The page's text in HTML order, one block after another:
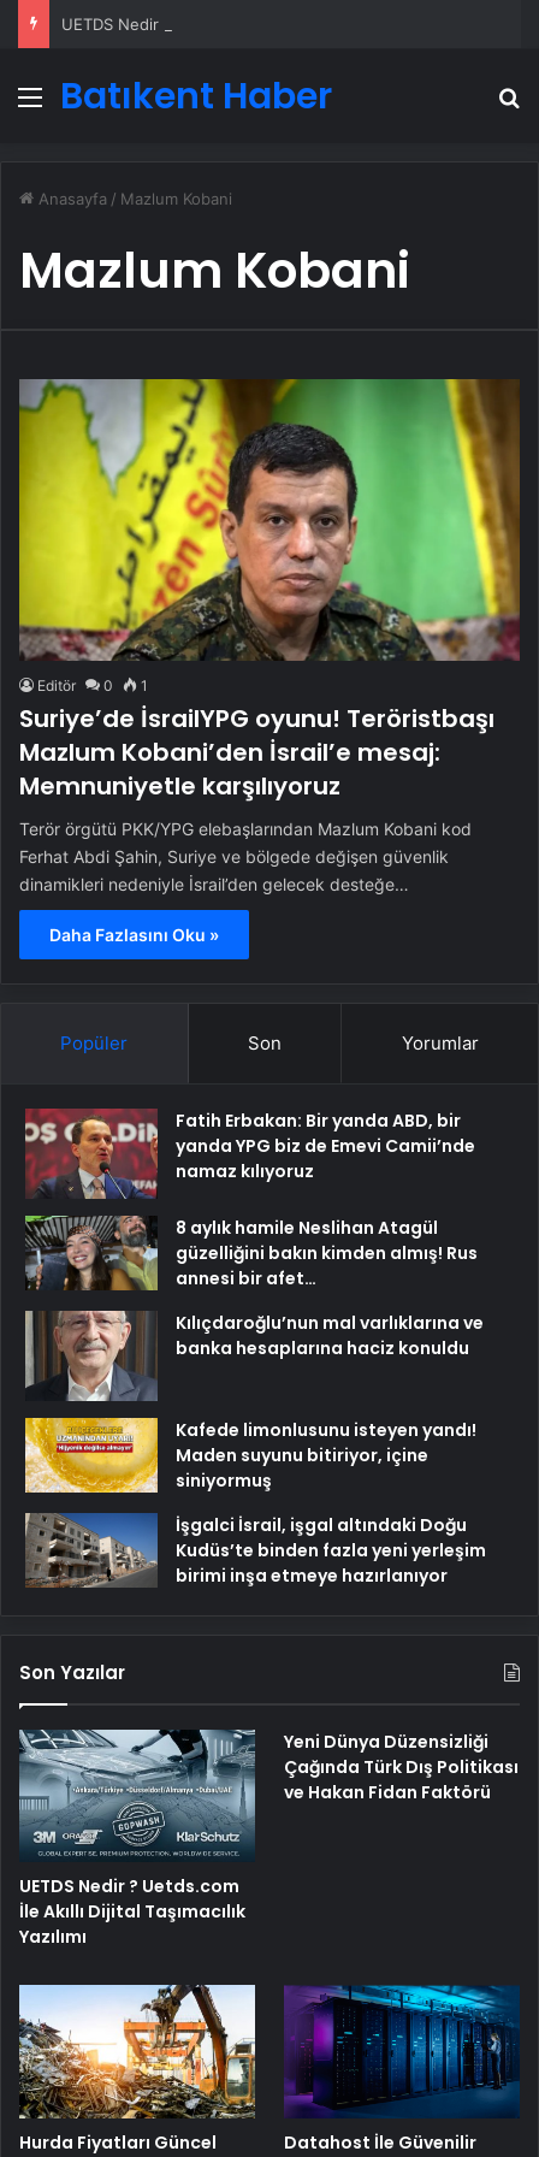
Menü
Batıkent Haber
Anasayfa / Mazlum Kobani
Mazlum Kobani
Editör 0 1
Suriye’de İsrailYPG oyunu! Teröristbaşı
Mazlum Kobani’den İsrail’e mesaj:
Memnuniyetle karşılıyoruz
Terör örgütü PKK/YPG elebaşlarından Mazlum Kobani kod
Ferhat Abdi Şahin, Suriye ve bölgede değişen güvenlik
dinamikleri nedeniyle İsrail’den gelecek desteğe…
Daha Fazlasını Oku »
Popüler Son Yorumlar
Fatih Erbakan: Bir yanda ABD, bir
yanda YPG biz de Emevi Camii’nde
namaz kılıyoruz
8 aylık hamile Neslihan Atagül
güzelliğini bakın kimden almış! Rus
annesi bir afet…
Kılıçdaroğlu’nun mal varlıklarına ve
banka hesaplarına haciz konuldu
Kafede limonlusunu isteyen yandı!
Maden suyunu bitiriyor, içine
siniyormuş
İşgalci İsrail, işgal altındaki Doğu
Kudüs’te binden fazla yeni yerleşim
birimi inşa etmeye hazırlanıyor
Son Yazılar
UETDS Nedir ? Uetds.com
İle Akıllı Dijital Taşımacılık
Yazılımı
Yeni Dünya Düzensizliği
Çağında Türk Dış Politikası
ve Hakan Fidan Faktörü
Hurda Fiyatları Güncel
Datahost İle Güvenilir